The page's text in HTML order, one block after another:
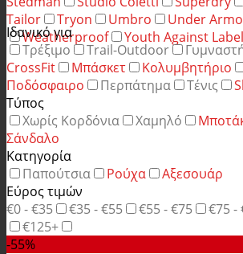
Tailor
Tryon Umbro Under
Weatherproof
Youth Against
Ιδανικό για
Τρέξιμο
Trail-Outdoor
CrossFit
Μπάσκετ Κολυμβητήριο
Ποδόσφαιρο
Περπάτημα Τένις
Τύπος
Χωρίς Κορδόνια
Χαμηλό
Σάνδαλο
Κατηγορία
Παπούτσια
Ρούχα
Αξεσουάρ
Εύρος τιμών
€0 - €35
€35 - €55 €55 - €75 €75 -
€125+
-55%